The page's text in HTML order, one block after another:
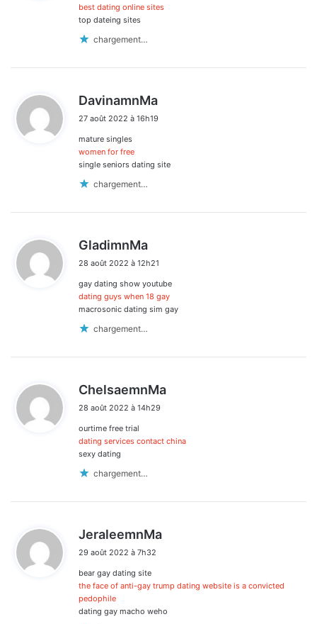
commentaires
best dating online sites
top dateing sites
chargement…
DavinamnMa
27 août 2022 à 16h19
mature singles
women for free
single seniors dating site
chargement…
GladimnMa
t
:
28 août 2022 à 12h21
gay dating show youtube
dating guys when 18 gay
macrosonic dating sim gay
chargement…
ChelsaemnMa
:
28 août 2022 à 14h29
ourtime free trial
dating services contact china
sexy dating
chargement…
JeraleemnMa
:
29 août 2022 à 7h32
bear gay dating site
the face of anti-gay trump dating website is a convicted
pedophile
dating gay macho weho